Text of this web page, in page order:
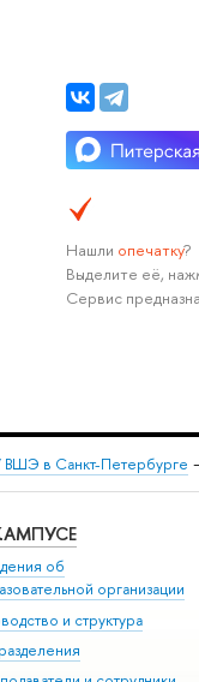
Нашли опечатку?
Выделите её,
Сервис
в Санкт-Петербурге
об
организации
и структура